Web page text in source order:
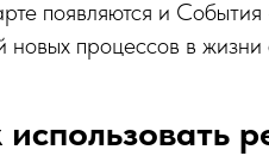
появляются и
новых процессов в
использовать